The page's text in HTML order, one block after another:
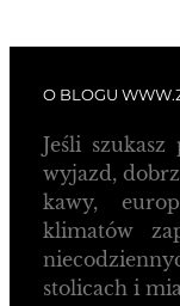
O BLOGU
Jeśli
wyjazd,
kawy,
klimatów
stolicach i